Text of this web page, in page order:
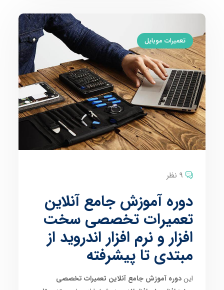
تعمیرات موبایل
9 نظر
دوره آموزش جامع آنلاین
تعمیرات تخصصی سخت
افزار و نرم افزار اندروید از
مبتدی تا پیشرفته
ایندوره آموزش جامع آنلاین تعمیرات تخصصی